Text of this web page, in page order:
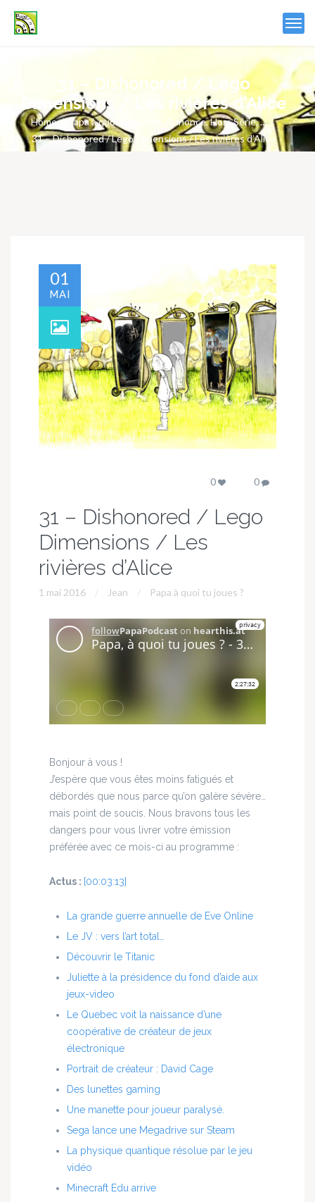
31 – Dishonored / Lego
Dimensions / Les rivières d’Alice
Home Papa à quoi tu joues ? Annonce,Hors Série, ...
31 – Dishonored / Lego Dimensions / Les rivières d’Alice
01
MAI
0 0
31 – Dishonored / Lego
Dimensions / Les
rivières d’Alice
1 mai 2016 Jean Papa à quoi tu joues ?
Bonjour à vous !
J’espère que vous êtes moins fatigués et
débordés que nous parce qu’on galère sévère…
mais point de soucis. Nous bravons tous les
dangers pour vous livrer votre émission
préférée avec ce mois-ci au programme :
Actus : [00:03:13]
La grande guerre annuelle de Eve Online
Le JV : vers l’art total…
Découvrir le Titanic
Juliette à la présidence du fond d’aide aux
jeux-video
Le Quebec voit la naissance d’une
coopérative de créateur de jeux
électronique
Portrait de créateur : David Cage
Des lunettes gaming
Une manette pour joueur paralysé.
Sega lance une Megadrive sur Steam
La physique quantique résolue par le jeu
vidéo
Minecraft Edu arrive